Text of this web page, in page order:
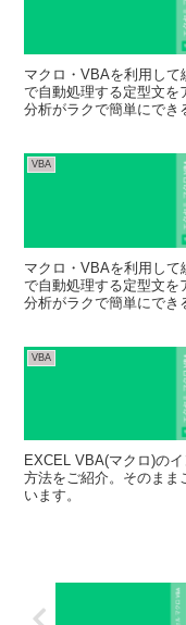
マクロ・VBAを利用し
で自動処理する定型文を
分析がラクで簡単にでき
VBA
マクロ・VBAを利用し
で自動処理する定型文を
分析がラクで簡単にでき
VBA
EXCEL VBA(マクロ)の
方法をご紹介。そのまま
います。